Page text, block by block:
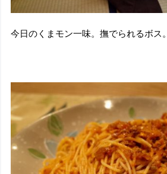
今日のくまモン一味。撫でられるボス。